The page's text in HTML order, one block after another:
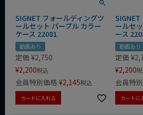
SIGNET フォールディングツ
ールセット パープル カラー
ケース 22081
動画あり
定価 ¥2,750
¥2,200税込
会員特別価格 ¥2,145税込
カートに入れる
SIGNET
ールセ
ース
動画あり
定価 ¥
¥2,200
会員特
カートに